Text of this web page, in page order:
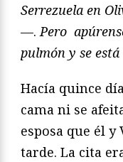
Serrezuela en
—. Pero
pulmón y se
Hacía quince
cama ni se
esposa que él
tarde. La cita